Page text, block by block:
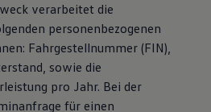
verarbeitet die
personenbezogenen
Fahrgestellnummer (FIN),
sowie die
pro Jahr. Bei der
für einen